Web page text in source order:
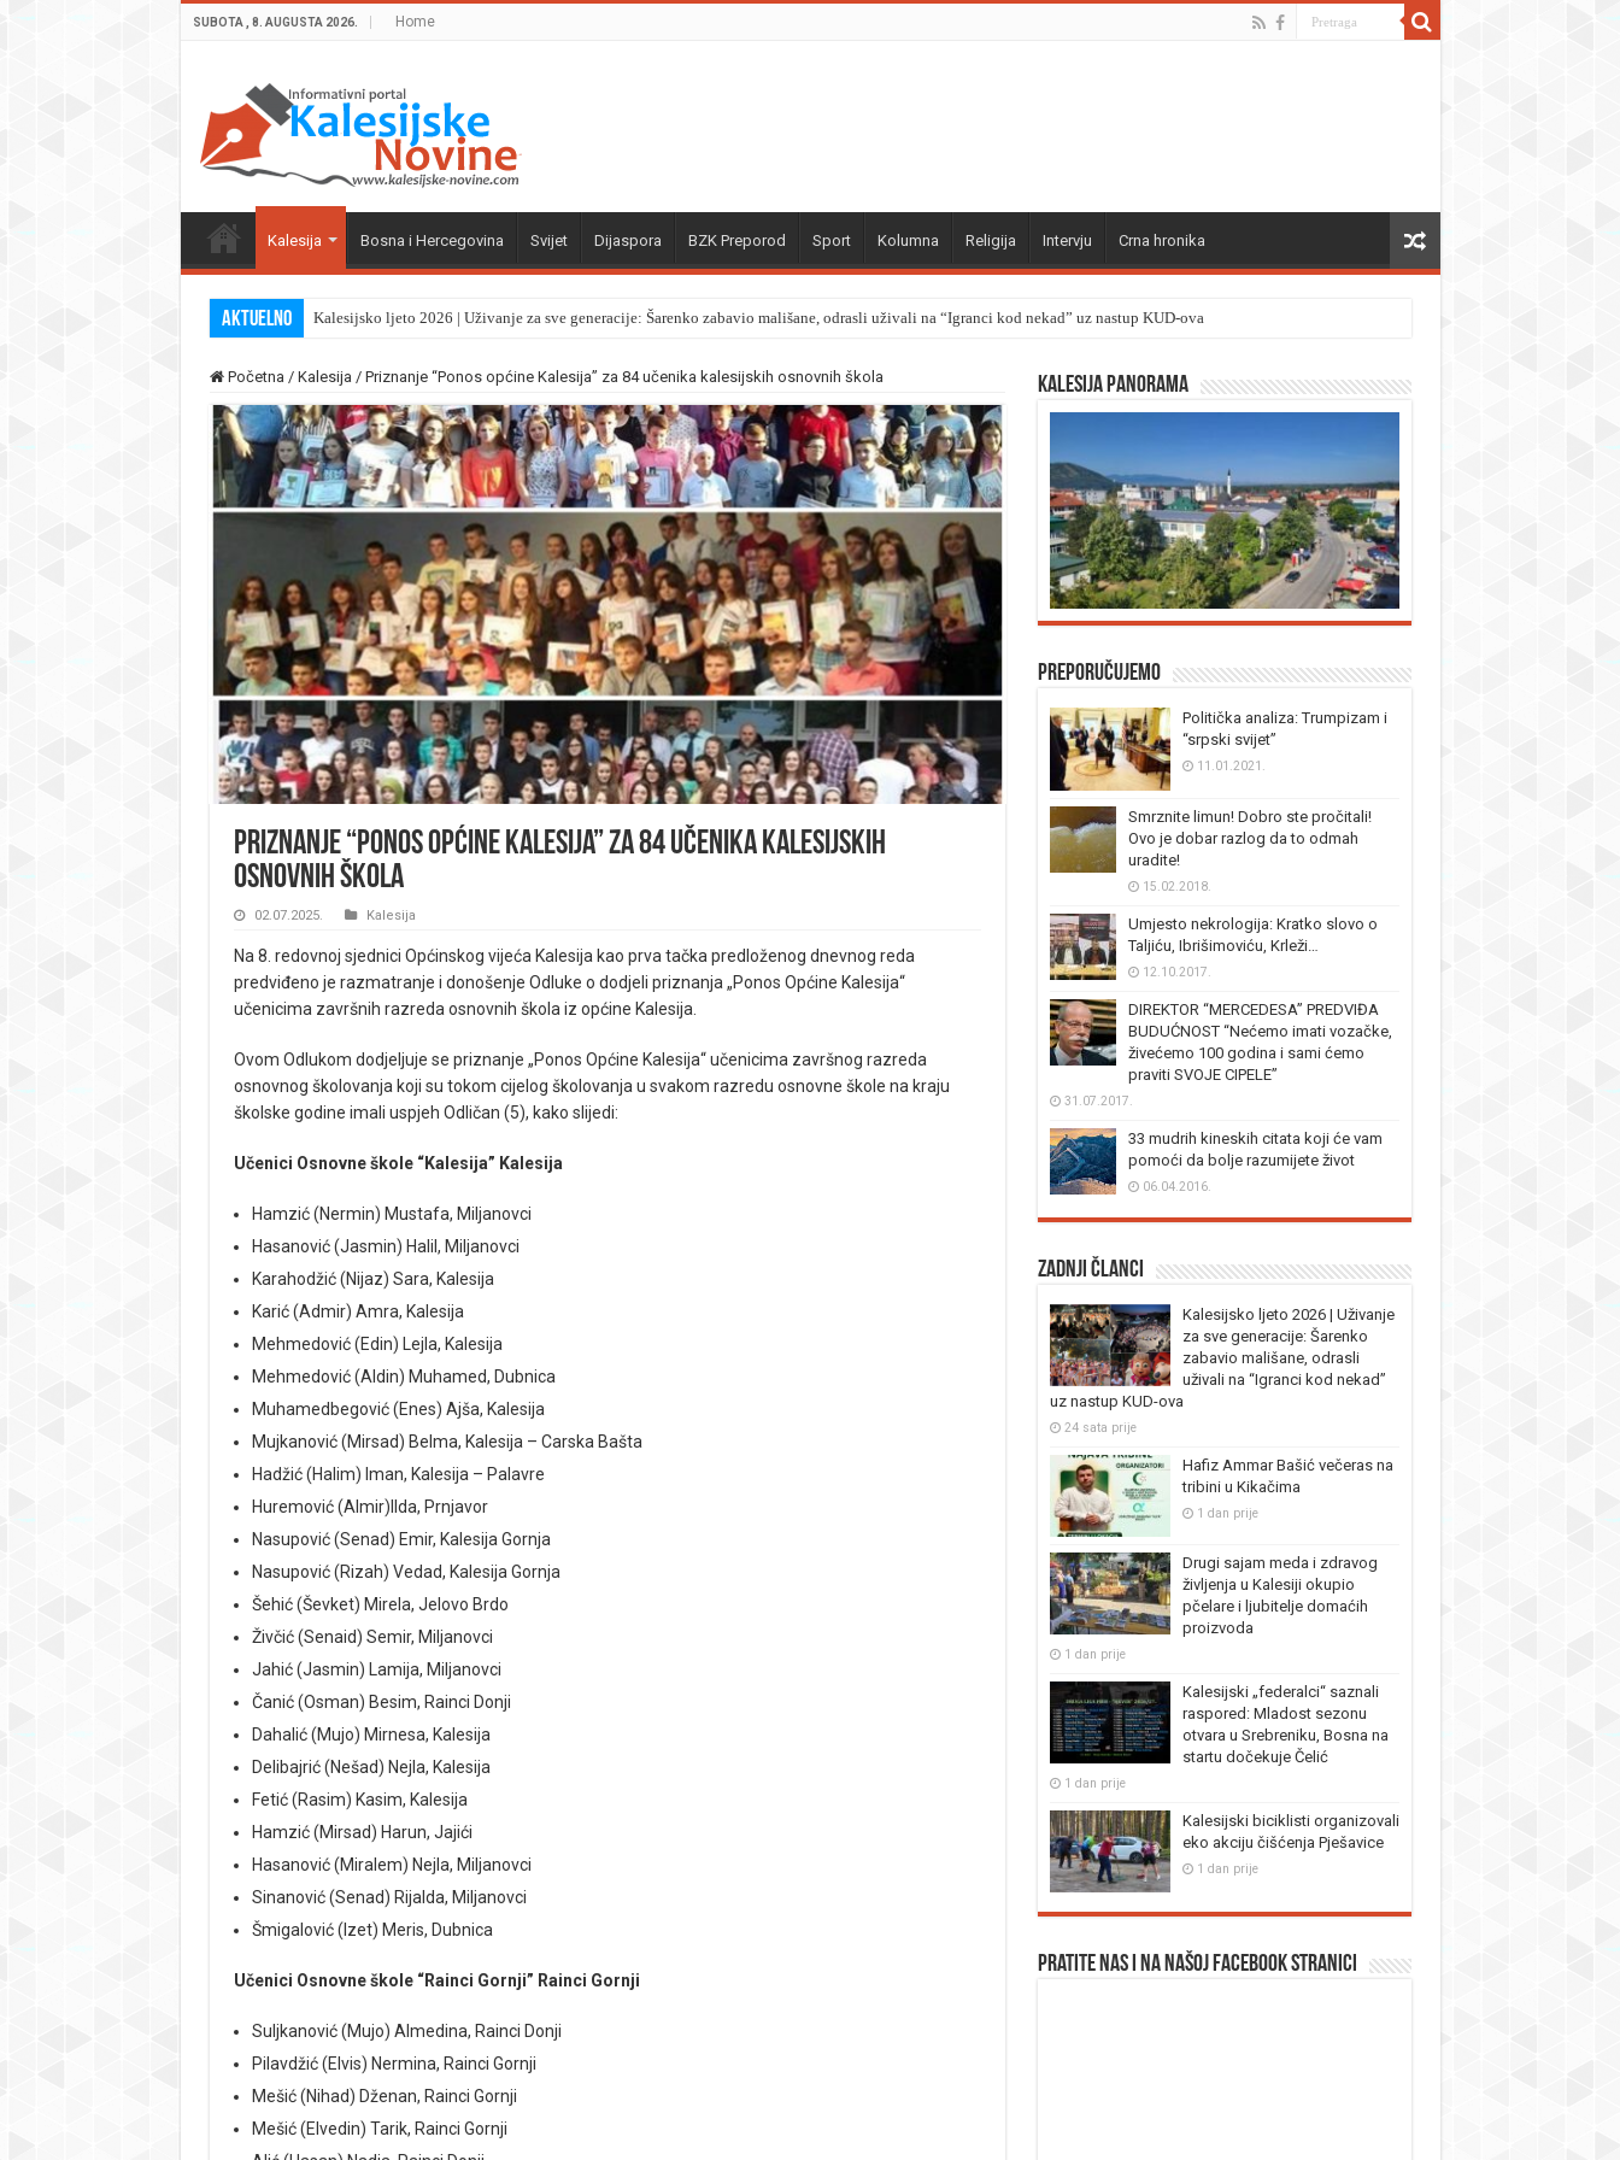
SUBOTA , 8. AUGUSTA 2026. Home
Kalesija Bosna i Hercegovina Svijet Dijaspora BZK Preporod Sport Kolumna Religija Intervju Crna hronika
Aktuelno Kalesijsko ljeto 2026 | Uživanje za sve generacije: Šarenko zabavio mališane, odrasli uživali na “Igranci kod nekad” uz nastup KUD-ova
Početna / Kalesija / Priznanje “Ponos općine Kalesija” za 84 učenika kalesijskih osnovnih škola
Priznanje “Ponos općine Kalesija” za 84 učenika kalesijskih
osnovnih škola
02.07.2025. Kalesija
Na 8. redovnoj sjednici Općinskog vijeća Kalesija kao prva tačka predloženog dnevnog reda
predviđeno je razmatranje i donošenje Odluke o dodjeli priznanja „Ponos Općine Kalesija“
učenicima završnih razreda osnovnih škola iz općine Kalesija.
Ovom Odlukom dodjeljuje se priznanje „Ponos Općine Kalesija“ učenicima završnog razreda
osnovnog školovanja koji su tokom cijelog školovanja u svakom razredu osnovne škole na kraju
školske godine imali uspjeh Odličan (5), kako slijedi:
Učenici Osnovne škole “Kalesija” Kalesija
Hamzić (Nermin) Mustafa, Miljanovci
Hasanović (Jasmin) Halil, Miljanovci
Karahodžić (Nijaz) Sara, Kalesija
Karić (Admir) Amra, Kalesija
Mehmedović (Edin) Lejla, Kalesija
Mehmedović (Aldin) Muhamed, Dubnica
Muhamedbegović (Enes) Ajša, Kalesija
Mujkanović (Mirsad) Belma, Kalesija – Carska Bašta
Hadžić (Halim) Iman, Kalesija – Palavre
Huremović (Almir)Ilda, Prnjavor
Nasupović (Senad) Emir, Kalesija Gornja
Nasupović (Rizah) Vedad, Kalesija Gornja
Šehić (Ševket) Mirela, Jelovo Brdo
Živčić (Senaid) Semir, Miljanovci
Jahić (Jasmin) Lamija, Miljanovci
Čanić (Osman) Besim, Rainci Donji
Dahalić (Mujo) Mirnesa, Kalesija
Delibajrić (Nešad) Nejla, Kalesija
Fetić (Rasim) Kasim, Kalesija
Hamzić (Mirsad) Harun, Jajići
Hasanović (Miralem) Nejla, Miljanovci
Sinanović (Senad) Rijalda, Miljanovci
Šmigalović (Izet) Meris, Dubnica
Učenici Osnovne škole “Rainci Gornji” Rainci Gornji
Suljkanović (Mujo) Almedina, Rainci Donji
Pilavdžić (Elvis) Nermina, Rainci Gornji
Mešić (Nihad) Dženan, Rainci Gornji
Mešić (Elvedin) Tarik, Rainci Gornji
Kalesija panorama
Preporučujemo
Politička analiza: Trumpizam i
“srpski svijet”
11.01.2021.
Smrznite limun! Dobro ste pročitali!
Ovo je dobar razlog da to odmah
uradite!
15.02.2018.
Umjesto nekrologija: Kratko slovo o
Taljiću, Ibrišimoviću, Krleži…
12.10.2017.
DIREKTOR “MERCEDESA” PREDVIĐA
BUDUĆNOST “Nećemo imati vozačke,
živećemo 100 godina i sami ćemo
praviti SVOJE CIPELE”
31.07.2017.
33 mudrih kineskih citata koji će vam
pomoći da bolje razumijete život
06.04.2016.
Zadnji članci
Kalesijsko ljeto 2026 | Uživanje
za sve generacije: Šarenko
zabavio mališane, odrasli
uživali na “Igranci kod nekad”
uz nastup KUD-ova
24 sata prije
Hafiz Ammar Bašić večeras na
tribini u Kikačima
1 dan prije
Drugi sajam meda i zdravog
življenja u Kalesiji okupio
pčelare i ljubitelje domaćih
proizvoda
1 dan prije
Kalesijski „federalci“ saznali
raspored: Mladost sezonu
otvara u Srebreniku, Bosna na
startu dočekuje Čelić
1 dan prije
Kalesijski biciklisti organizovali
eko akciju čišćenja Pješavice
1 dan prije
Pratite nas i na našoj facebook stranici